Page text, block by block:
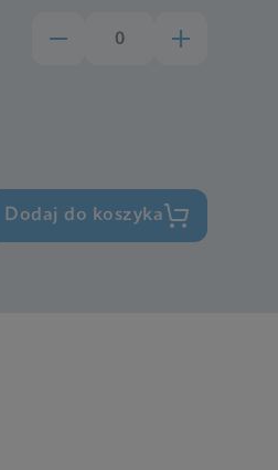
Dodaj do koszyka